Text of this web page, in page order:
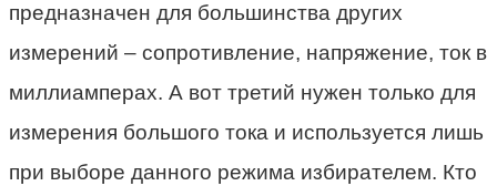
предназначен для большинства других
измерений – сопротивление, напряжение, ток в
миллиамперах. А вот третий нужен только для
измерения большого тока и используется лишь
при выборе данного режима избирателем. Кто